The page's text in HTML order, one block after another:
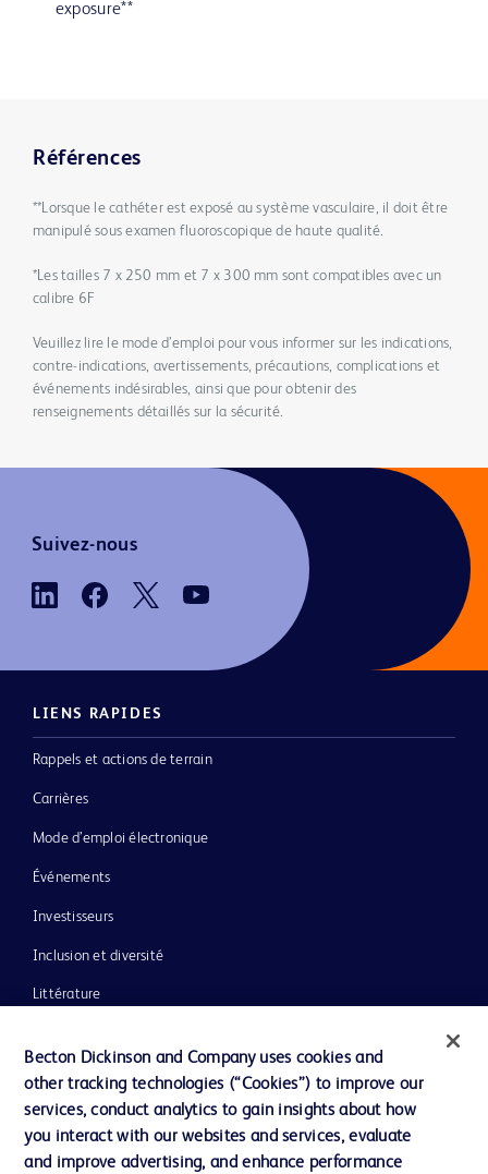
exposure**
Références
**Lorsque le cathéter est exposé au système vasculaire, il doit être
manipulé sous examen fluoroscopique de haute qualité.
*Les tailles 7 x 250 mm et 7 x 300 mm sont compatibles avec un
calibre 6F
Veuillez lire le mode d’emploi pour vous informer sur les indications,
contre-indications, avertissements, précautions, complications et
événements indésirables, ainsi que pour obtenir des
renseignements détaillés sur la sécurité.
Suivez-nous
LIENS RAPIDES
Rappels et actions de terrain
Carrières
Mode d’emploi électronique
Événements
Investisseurs
Inclusion et diversité
Littérature
Notre entreprise
Éthique et conformité
Assistance
Becton Dickinson and Company uses cookies and
other tracking technologies (“Cookies”) to improve our
services, conduct analytics to gain insights about how
you interact with our websites and services, evaluate
and improve advertising, and enhance performance